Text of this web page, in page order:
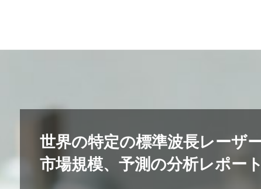
世界の特定の標準波長レーザ
市場規模、予測の分析レポー